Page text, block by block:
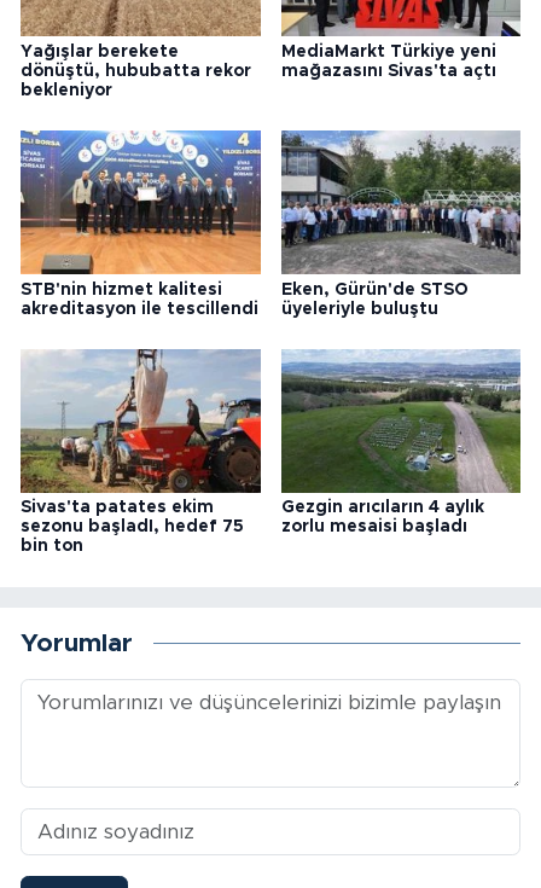
Yağışlar berekete
dönüştü, hububatta rekor
bekleniyor
MediaMarkt Türkiye yeni
mağazasını Sivas'ta açtı
STB'nin hizmet kalitesi
akreditasyon ile tescillendi
Eken, Gürün'de STSO
üyeleriyle buluştu
Sivas'ta patates ekim
sezonu başladI, hedef 75
bin ton
Gezgin arıcıların 4 aylık
zorlu mesaisi başladı
Yorumlar